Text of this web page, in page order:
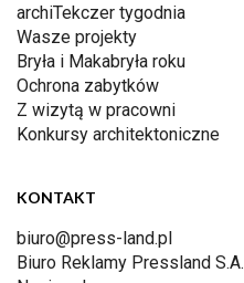
archiTekczer tygodnia
Wasze projekty
Bryła i Makabryła roku
Ochrona zabytków
Z wizytą w pracowni
Konkursy architektoniczne
KONTAKT
biuro@press-land.pl
Biuro Reklamy Pressland S.A.